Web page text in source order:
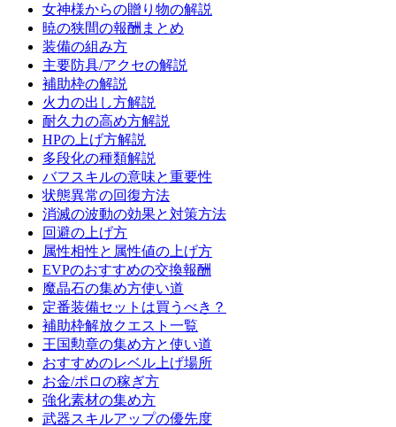
女神様からの贈り物の解説
暁の狭間の報酬まとめ
装備の組み方
主要防具/アクセの解説
補助枠の解説
火力の出し方解説
耐久力の高め方解説
HPの上げ方解説
多段化の種類解説
バフスキルの意味と重要性
状態異常の回復方法
消滅の波動の効果と対策方法
回避の上げ方
属性相性と属性値の上げ方
EVPのおすすめの交換報酬
魔晶石の集め方使い道
定番装備セットは買うべき？
補助枠解放クエスト一覧
王国勲章の集め方と使い道
おすすめのレベル上げ場所
お金/ポロの稼ぎ方
強化素材の集め方
武器スキルアップの優先度